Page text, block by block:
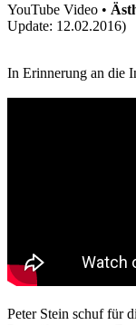
YouTube Video •
Update: 12.02.2016)
In Erinnerung an die
Peter Stein schuf für